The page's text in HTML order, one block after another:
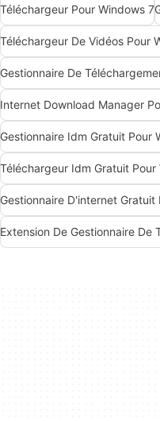
Téléchargeur Pour Windows 7
Téléchargeur De Vidéos Pour
Gestionnaire De
Gestionnaire Idm Gratuit Pour
Téléchargeur Idm Gratuit Pour